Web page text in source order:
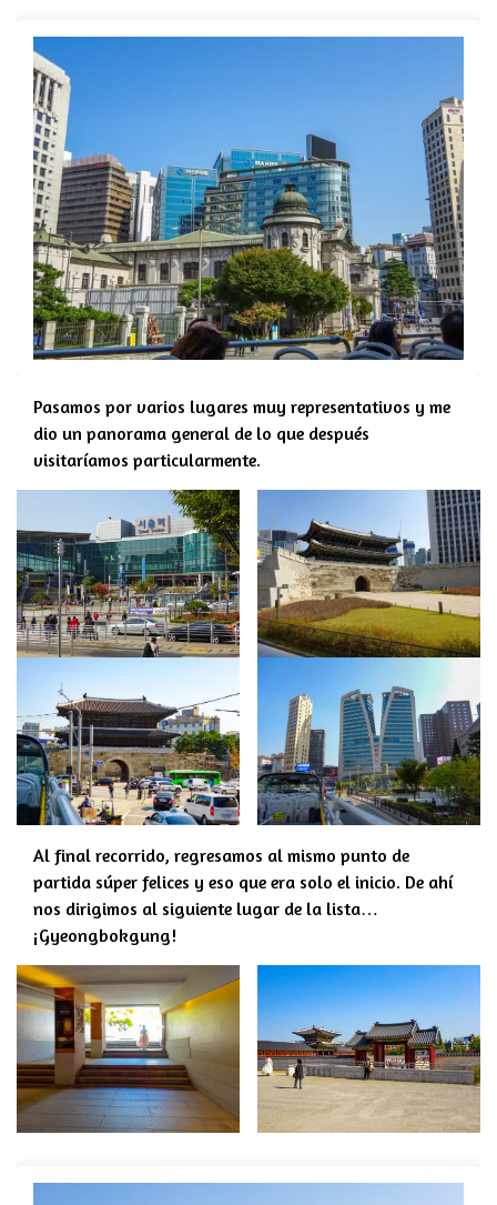
Pasamos por varios lugares muy representativos y me
dio un panorama general de lo que después
visitaríamos particularmente.
Al final recorrido, regresamos al mismo punto de
partida súper felices y eso que era solo el inicio. De ahí
nos dirigimos al siguiente lugar de la lista…
¡Gyeongbokgung!